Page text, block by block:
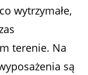
wytrzymałe,
terenie. Na
są